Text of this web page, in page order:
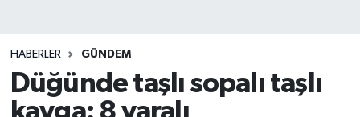
HABERLER GÜNDEM
Düğünde taşlı sopalı taşlı
Süper Lig Puan Durumu ve Fikstür
Tüm Manşetler